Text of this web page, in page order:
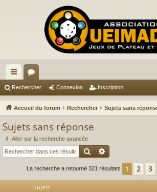
ac
co
ci
s
or
u
Rechercher Connexion Inscription
Accueil du forum Rechercher Sujets sans
Sujets sans réponse
Aller sur la recherche avancée
Rechercher
Recherche
La recherche a retourné 321 résultats 1 2 3
Sujets